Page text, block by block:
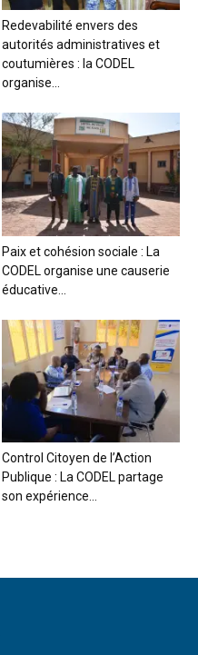
Redevabilité envers des
autorités administratives et
coutumières : la CODEL
organise...
Paix et cohésion sociale : La
CODEL organise une causerie
éducative...
Control Citoyen de l’Action
Publique : La CODEL partage
son expérience...